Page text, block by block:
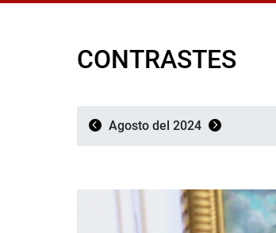
CONTRASTES
Agosto del 2024